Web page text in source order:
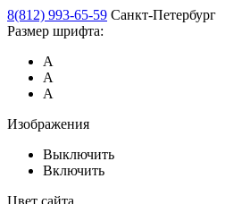
8(812) 993-65-59 Санкт-Петербург
Размер шрифта:
А
А
А
Изображения
Выключить
Включить
Цвет сайта